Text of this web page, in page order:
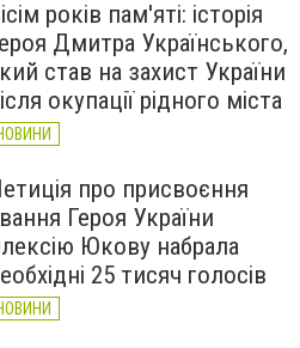
років пам'яті: історія
Дмитра Українського,
став на захист України
окупації рідного міста
про присвоєння
Героя України
Юкову набрала
25 тисяч голосів